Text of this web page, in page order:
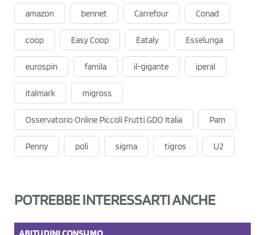
amazon bennet Carrefour Conad
coop Easy Coop Eataly Esselunga
eurospin famila il-gigante iperal
italmark migross
Osservatorio Online Piccoli Frutti GDO Italia Pam
Penny poli sigma tigros U2
POTREBBE INTERESSARTI ANCHE